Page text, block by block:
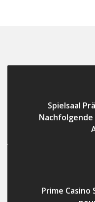
Spielsaal
Prime Casino